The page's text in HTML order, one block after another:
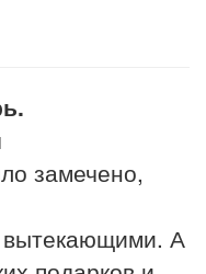
замечено,
А